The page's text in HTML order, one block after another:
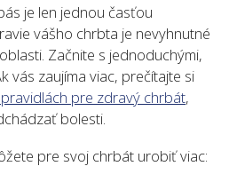
je len jednou časťou
vášho chrbta je nevyhnutné
Začnite s jednoduchými,
vás zaujíma viac, prečítajte si
pre zdravý chrbát,
bolesti.
pre svoj chrbát urobiť viac: